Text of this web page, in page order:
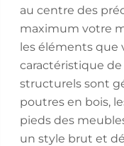
au centre des
maximum votre
les éléments que
caractéristique
structurels sont
poutres en bois,
pieds des
un style brut et